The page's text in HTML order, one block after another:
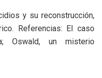
y su reconstrucción,
Referencias: El caso
Oswald, un misterio